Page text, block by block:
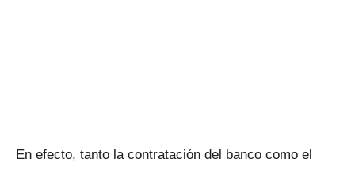
En efecto, tanto la contratación del banco como el